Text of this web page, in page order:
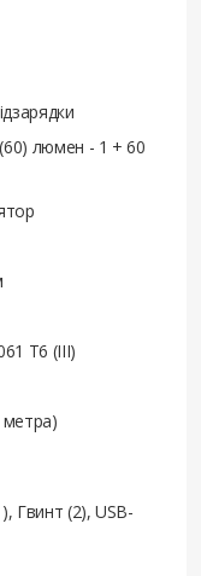
люмен - 1 + 60
T6 (III)
метра)
Гвинт (2), USB-